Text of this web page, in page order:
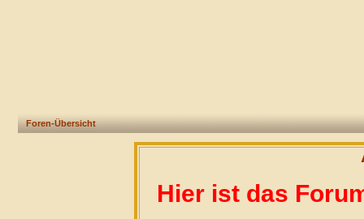
Foren-Übersicht
Hier ist das